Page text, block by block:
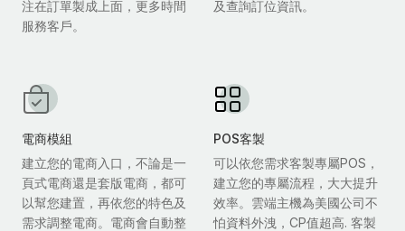
注在訂單製成上面，更多時間
服務客戶。
及查詢訂位資訊。
電商模組
建立您的電商入口，不論是一
頁式電商還是套版電商，都可
以幫您建置，再依您的特色及
需求調整電商。電商會自動整
POS客製
可以依您需求客製專屬POS，
建立您的專屬流程，大大提升
效率。雲端主機為美國公司不
怕資料外洩，CP值超高. 客製